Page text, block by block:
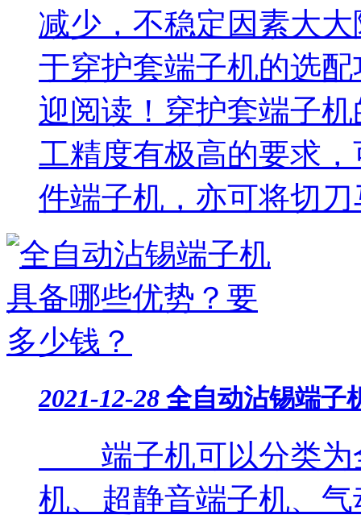
减少，不稳定因素大
于穿护套端子机的选
迎阅读！穿护套端子
工精度有极高的要求
件端子机，亦可将切刀
2021-12-28 全自动沾锡端子
端子机可以分类为
机、超静音端子机、